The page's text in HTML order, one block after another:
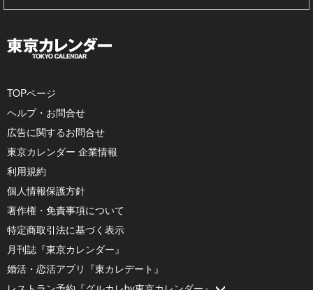
TOPページ
ヘルプ・お問合せ
広告に関するお問合せ
東京カレンダー 企業情報
利用規約
個人情報保護方針
著作権・免責事項について
特定商取引法に基づく表示
月刊誌『東京カレンダー』
婚活・恋活アプリ『東カレデート』